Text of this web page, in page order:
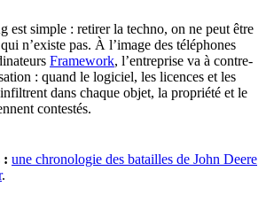
est simple : retirer la techno, on ne peut être
n’existe pas. À l’image des téléphones
Framework, l’entreprise va à contre-
: quand le logiciel, les licences et les
dans chaque objet, la propriété et le
contestés.
: une chronologie des batailles de John Deere
.